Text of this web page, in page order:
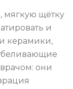
мягкую щётку
и
керамики,
они